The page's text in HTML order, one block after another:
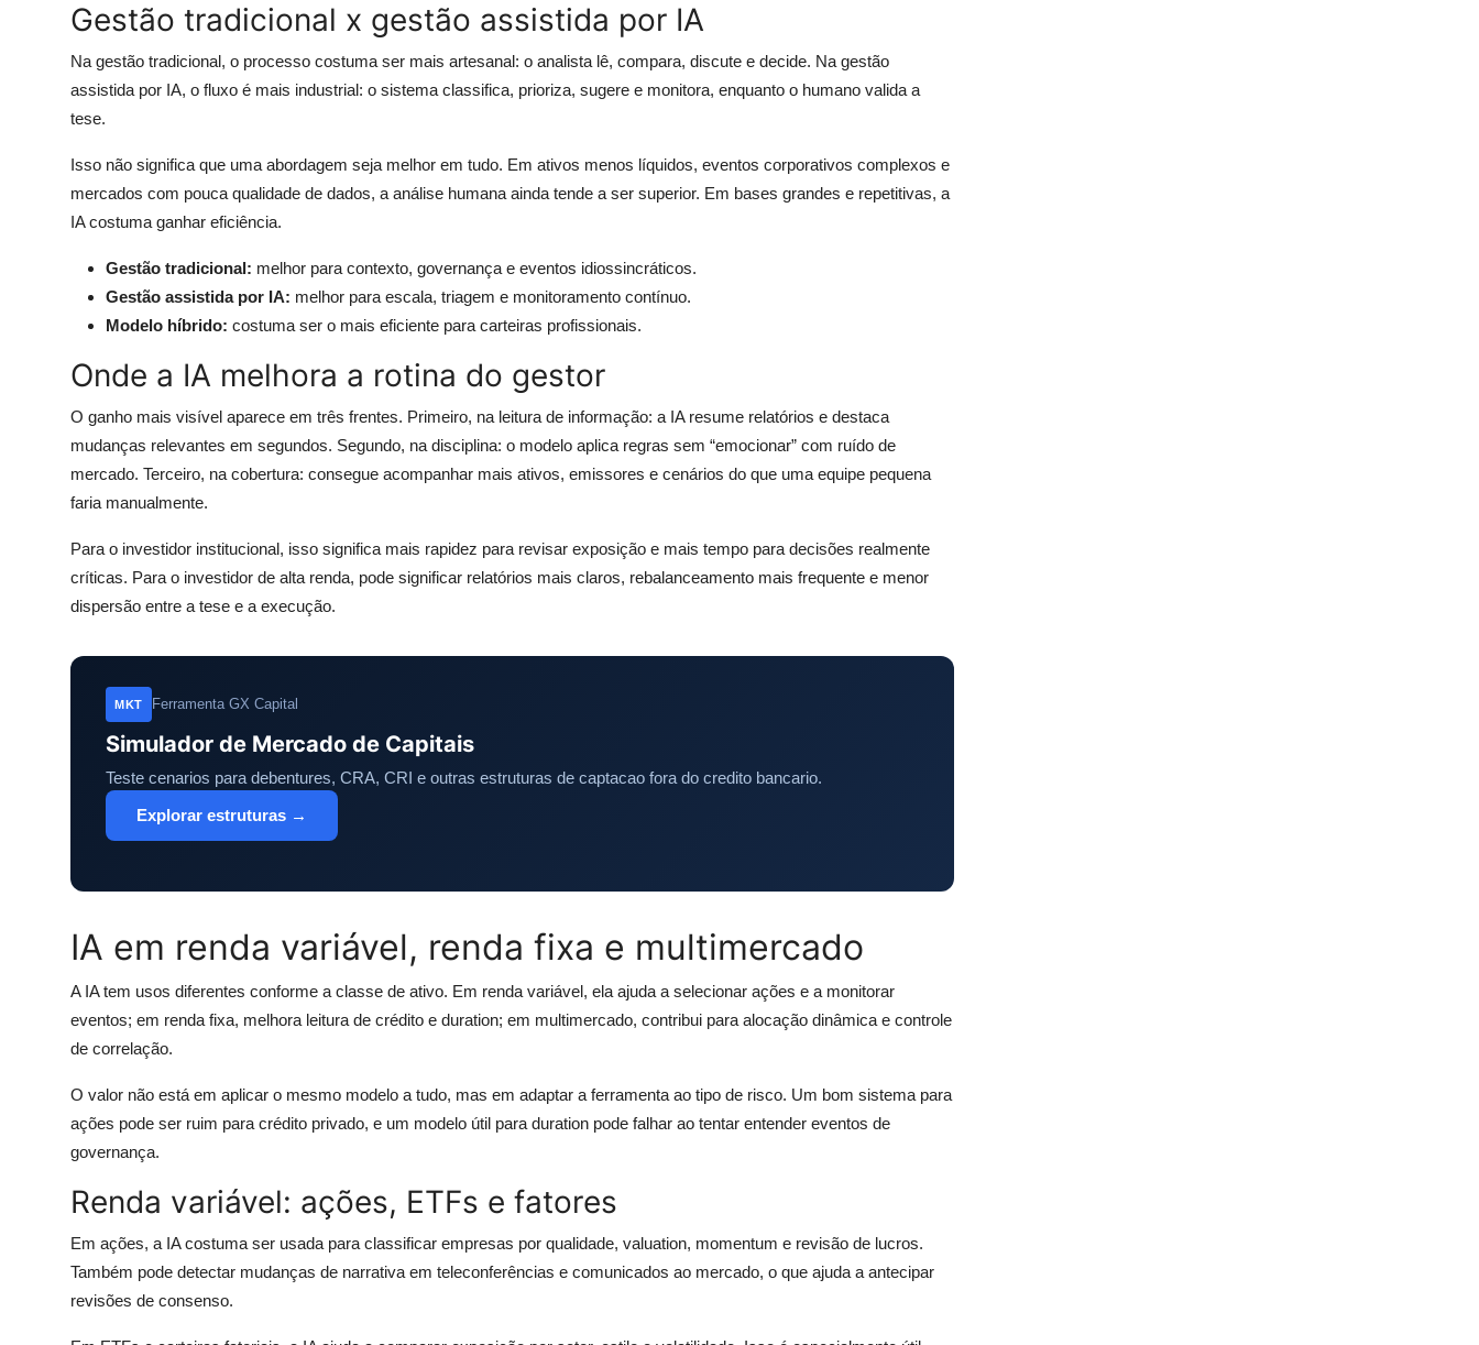
Gestão tradicional x gestão assistida por IA
Na gestão tradicional, o processo costuma ser mais artesanal: o analista lê, compara, discute e decide. Na gestão
assistida por IA, o fluxo é mais industrial: o sistema classifica, prioriza, sugere e monitora, enquanto o humano valida a
tese.
Isso não significa que uma abordagem seja melhor em tudo. Em ativos menos líquidos, eventos corporativos complexos e
mercados com pouca qualidade de dados, a análise humana ainda tende a ser superior. Em bases grandes e repetitivas, a
IA costuma ganhar eficiência.
Gestão tradicional: melhor para contexto, governança e eventos idiossincráticos.
Gestão assistida por IA: melhor para escala, triagem e monitoramento contínuo.
Modelo híbrido: costuma ser o mais eficiente para carteiras profissionais.
Onde a IA melhora a rotina do gestor
O ganho mais visível aparece em três frentes. Primeiro, na leitura de informação: a IA resume relatórios e destaca
mudanças relevantes em segundos. Segundo, na disciplina: o modelo aplica regras sem “emocionar” com ruído de
mercado. Terceiro, na cobertura: consegue acompanhar mais ativos, emissores e cenários do que uma equipe pequena
faria manualmente.
Para o investidor institucional, isso significa mais rapidez para revisar exposição e mais tempo para decisões realmente
críticas. Para o investidor de alta renda, pode significar relatórios mais claros, rebalanceamento mais frequente e menor
dispersão entre a tese e a execução.
MKT Ferramenta GX Capital
Simulador de Mercado de Capitais
Teste cenarios para debentures, CRA, CRI e outras estruturas de captacao fora do credito bancario.
Explorar estruturas →
IA em renda variável, renda fixa e multimercado
A IA tem usos diferentes conforme a classe de ativo. Em renda variável, ela ajuda a selecionar ações e a monitorar
eventos; em renda fixa, melhora leitura de crédito e duration; em multimercado, contribui para alocação dinâmica e controle
de correlação.
O valor não está em aplicar o mesmo modelo a tudo, mas em adaptar a ferramenta ao tipo de risco. Um bom sistema para
ações pode ser ruim para crédito privado, e um modelo útil para duration pode falhar ao tentar entender eventos de
governança.
Renda variável: ações, ETFs e fatores
Em ações, a IA costuma ser usada para classificar empresas por qualidade, valuation, momentum e revisão de lucros.
Também pode detectar mudanças de narrativa em teleconferências e comunicados ao mercado, o que ajuda a antecipar
revisões de consenso.